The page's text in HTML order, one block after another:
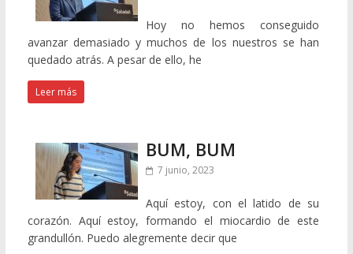
Hoy no hemos conseguido
avanzar demasiado y muchos de los nuestros se han
quedado atrás. A pesar de ello, he
Leer más
BUM, BUM
7 junio, 2023
Aquí estoy, con el latido de su
corazón. Aquí estoy, formando el miocardio de este
grandullón. Puedo alegremente decir que